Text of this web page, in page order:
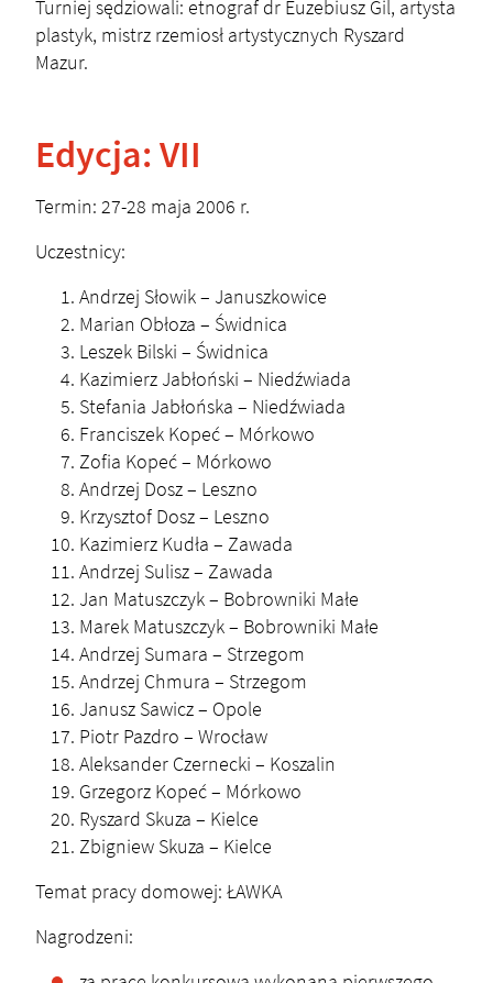
Turniej sędziowali: etnograf dr Euzebiusz Gil, artysta
plastyk, mistrz rzemiosł artystycznych Ryszard
Mazur.
Edycja: VII
Termin: 27-28 maja 2006 r.
Uczestnicy:
Andrzej Słowik – Januszkowice
Marian Obłoza – Świdnica
Leszek Bilski – Świdnica
Kazimierz Jabłoński – Niedźwiada
Stefania Jabłońska – Niedźwiada
Franciszek Kopeć – Mórkowo
Zofia Kopeć – Mórkowo
Andrzej Dosz – Leszno
Krzysztof Dosz – Leszno
Kazimierz Kudła – Zawada
Andrzej Sulisz – Zawada
Jan Matuszczyk – Bobrowniki Małe
Marek Matuszczyk – Bobrowniki Małe
Andrzej Sumara – Strzegom
Andrzej Chmura – Strzegom
Janusz Sawicz – Opole
Piotr Pazdro – Wrocław
Aleksander Czernecki – Koszalin
Grzegorz Kopeć – Mórkowo
Ryszard Skuza – Kielce
Zbigniew Skuza – Kielce
Temat pracy domowej: ŁAWKA
Nagrodzeni: